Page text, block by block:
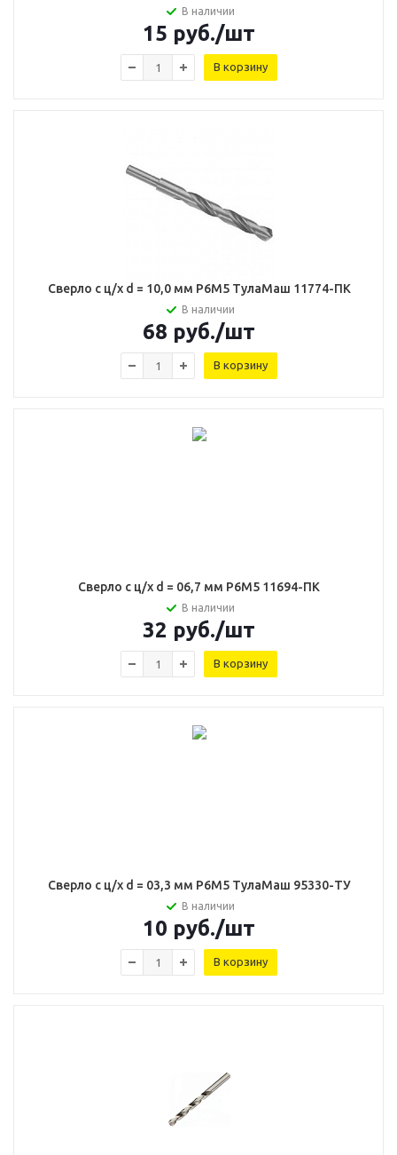
В наличии
15 руб./шт
В корзину
Сверло с ц/х d = 10,0 мм Р6М5 ТулаМаш 11774-ПК
В наличии
68 руб./шт
В корзину
Сверло с ц/х d = 06,7 мм Р6М5 11694-ПК
В наличии
32 руб./шт
В корзину
Сверло с ц/х d = 03,3 мм Р6М5 ТулаМаш 95330-ТУ
В наличии
10 руб./шт
В корзину